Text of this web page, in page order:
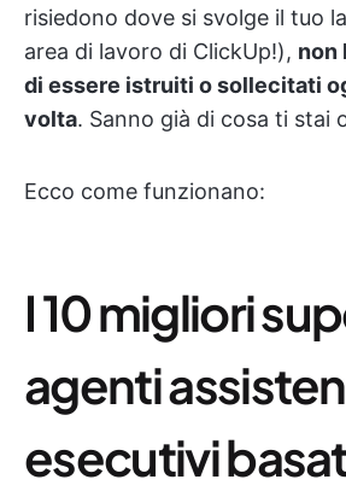
risiedono dove si svolge il tuo
area di lavoro di ClickUp!), non
di essere istruiti o sollecitati
volta. Sanno già di cosa ti stai
Ecco come funzionano:
I 10 migliori
agenti
esecutivi